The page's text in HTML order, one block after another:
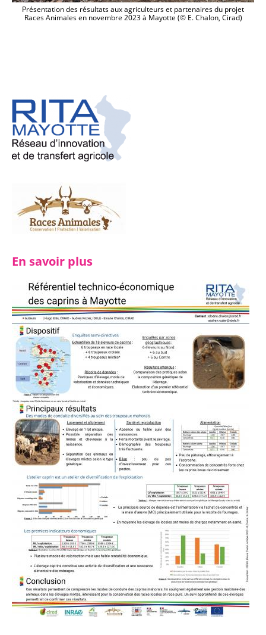
En savoir plus
Présentation des résultats aux agriculteurs et partenaires du projet
Races Animales en novembre 2023 à Mayotte (© E. Chalon, Cirad)